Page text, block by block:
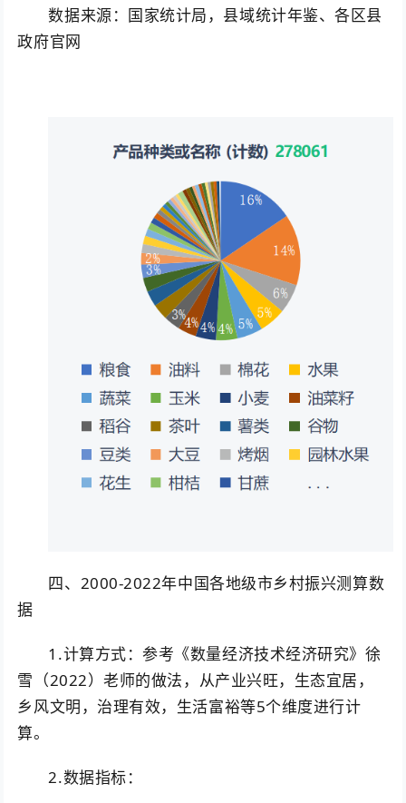
数据来源：国家统计局，县域统计年鉴、各区县
政府官网
四、2000-2022年中国各地级市乡村振兴测算数
据
1.计算方式：参考《数量经济技术经济研究》徐
雪（2022）老师的做法，从产业兴旺，生态宜居，
乡风文明，治理有效，生活富裕等5个维度进行计
算。
2.数据指标：